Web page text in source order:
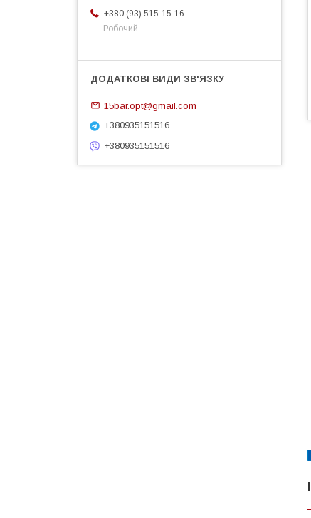
+380 (93) 515-15-16
Робочий
15bar.opt@gmail.com
+380935151516
+380935151516